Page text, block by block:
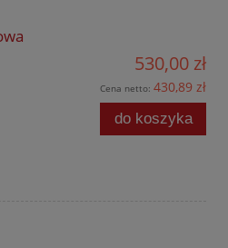
530,00 zł
Cena netto: 430,89 zł
do koszyka